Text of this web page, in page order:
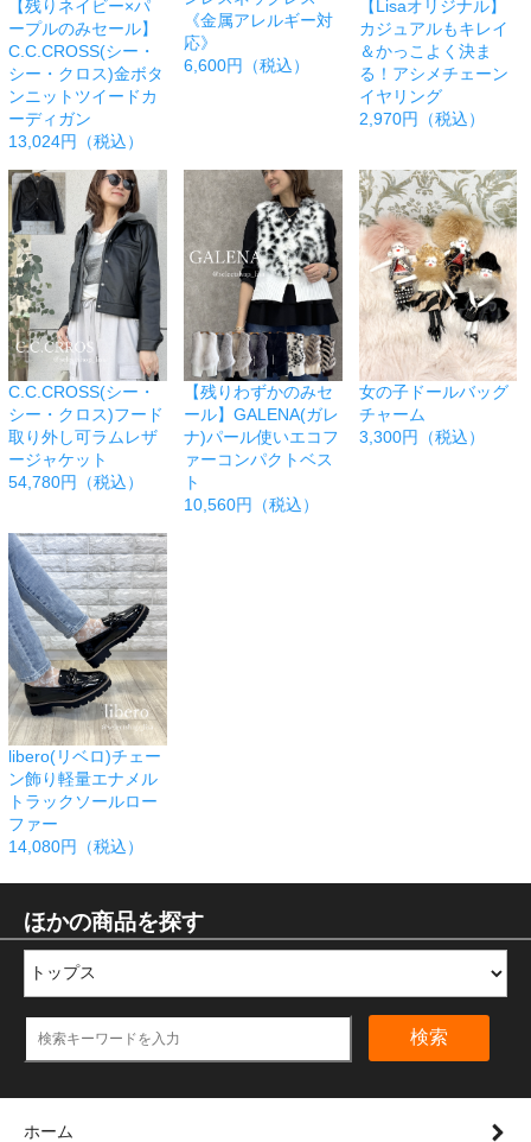
【残りネイビー×パ
ープルのみセール】
C.C.CROSS(シー・
シー・クロス)金ボタ
ンニットツイードカ
ーディガン
13,024円（税込）
《金属アレルギー対
応》
6,600円（税込）
【Lisaオリジナル】
カジュアルもキレイ
＆かっこよく決ま
る！アシメチェーン
イヤリング
2,970円（税込）
C.C.CROSS(シー・
シー・クロス)フード
取り外し可ラムレザ
ージャケット
54,780円（税込）
【残りわずかのみセ
ール】GALENA(ガレ
ナ)パール使いエコフ
ァーコンパクトベス
ト
10,560円（税込）
女の子ドールバッグ
チャーム
3,300円（税込）
libero(リベロ)チェー
ン飾り軽量エナメル
トラックソールロー
ファー
14,080円（税込）
ほかの商品を探す
検索
ホーム